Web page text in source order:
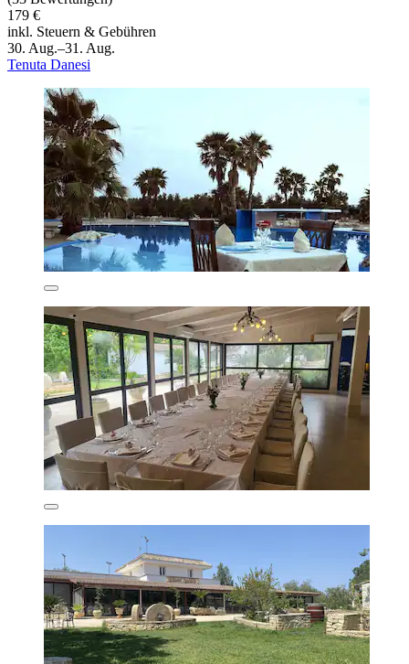
179 €
inkl. Steuern & Gebühren
30. Aug.–31. Aug.
Tenuta Danesi